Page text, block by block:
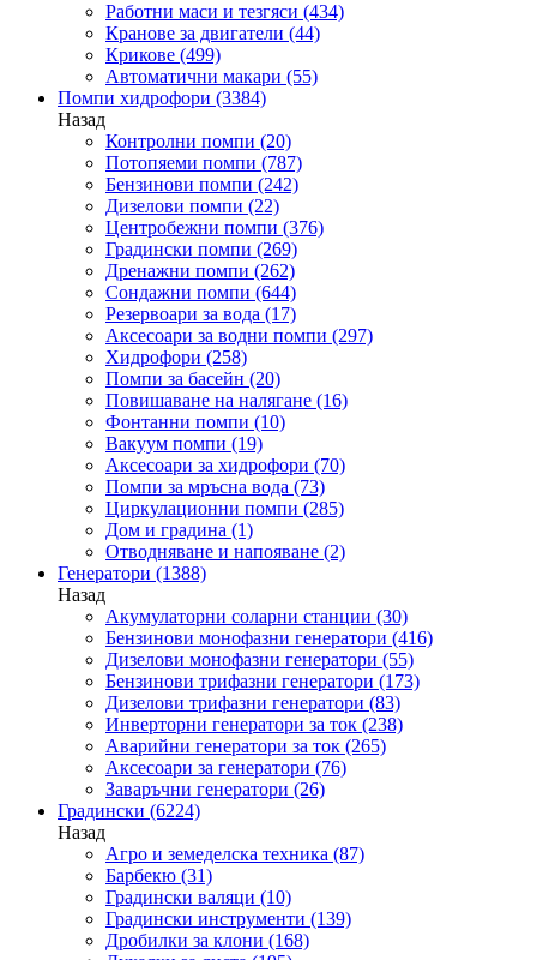
Работни маси и тезгяси (434)
Кранове за двигатели (44)
Крикове (499)
Автоматични макари (55)
Помпи хидрофори (3384)
Назад
Контролни помпи (20)
Потопяеми помпи (787)
Бензинови помпи (242)
Дизелови помпи (22)
Центробежни помпи (376)
Градински помпи (269)
Дренажни помпи (262)
Сондажни помпи (644)
Резервоари за вода (17)
Аксесоари за водни помпи (297)
Хидрофори (258)
Помпи за басейн (20)
Повишаване на налягане (16)
Фонтанни помпи (10)
Вакуум помпи (19)
Аксесоари за хидрофори (70)
Помпи за мръсна вода (73)
Циркулационни помпи (285)
Дом и градина (1)
Отводняване и напояване (2)
Генератори (1388)
Назад
Акумулаторни соларни станции (30)
Бензинови монофазни генератори (416)
Дизелови монофазни генератори (55)
Бензинови трифазни генератори (173)
Дизелови трифазни генератори (83)
Инверторни генератори за ток (238)
Аварийни генератори за ток (265)
Аксесоари за генератори (76)
Заваръчни генератори (26)
Градински (6224)
Назад
Агро и земеделска техника (87)
Барбекю (31)
Градински валяци (10)
Градински инструменти (139)
Дробилки за клони (168)